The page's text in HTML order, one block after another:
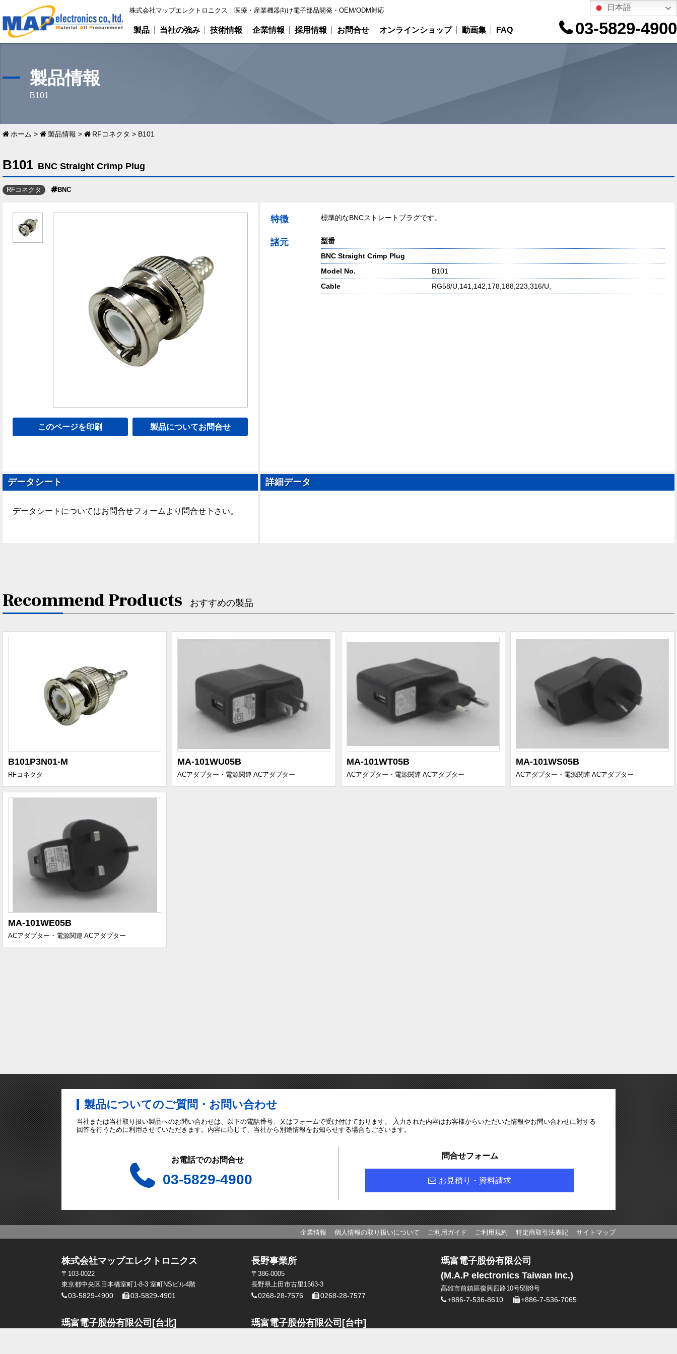
株式会社マップエレクトロニクス｜医療・産業機器向け電子部品開発・OEM/ODM対応
製品 当社の強み 技術情報 企業情報 採用情報 お問合せ オンラインショップ 動画集 FAQ
日本語
03-5829-4900
製品情報
B101
ホーム > 製品情報 > RFコネクタ > B101
B101 BNC Straight Crimp Plug
RFコネクタ BNC
このページを印刷 製品についてお問合せ
特徴 標準的なBNCストレートプラグです。
諸元
型番
BNC Straight Crimp Plug
Model No.
B101
Cable
RG58/U,141,142,178,188,223,316/U,
データシート
データシートについてはお問合せフォームより問合せ下さい。
詳細データ
Recommend Products おすすめの製品
B101P3N01-M
RFコネクタ
MA-101WU05B
ACアダプター・電源関連 ACアダプター
MA-101WT05B
ACアダプター・電源関連 ACアダプター
MA-101WS05B
ACアダプター・電源関連 ACアダプター
MA-101WE05B
ACアダプター・電源関連 ACアダプター
製品についてのご質問・お問い合わせ
当社または当社取り扱い製品へのお問い合わせは、以下の電話番号、又はフォームで受け付けております。 入力された内容はお客様からいただいた情報やお問い合わせに対する
回答を行うために利用させていただきます。内容に応じて、当社から別途情報をお知らせする場合もございます。
お電話でのお問合せ
03-5829-4900
問合せフォーム
お見積り・資料請求
企業情報 個人情報の取り扱いについて ご利用ガイド ご利用規約 特定商取引法表記 サイトマップ
株式会社マップエレクトロニクス
〒103-0022
東京都中央区日本橋室町1-8-3 室町NSビル4階
03-5829-4900 03-5829-4901
長野事業所
〒386-0005
長野県上田市古里1563-3
0268-28-7576 0268-28-7577
瑪富電子股份有限公司
(M.A.P electronics Taiwan Inc.)
高雄市前鎮區復興四路10号5階8号
+886-7-536-8610 +886-7-536-7065
瑪富電子股份有限公司[台北] 瑪富電子股份有限公司[台中]